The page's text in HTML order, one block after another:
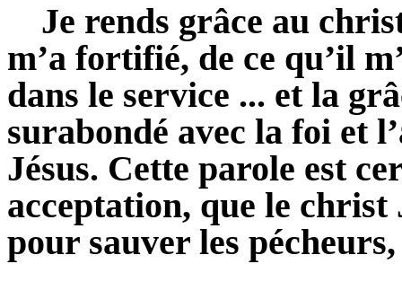
Je rends grâce au
m’a fortifié, de ce qu’il
dans le service ... et la
surabondé avec la foi et
Jésus. Cette parole est
acceptation, que le christ
pour sauver les